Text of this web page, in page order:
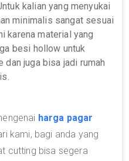
kalian yang menyukai
minimalis sangat sesuai
karena material yang
besi hollow untuk
dan juga bisa jadi rumah
harga pagar
kami, bagi anda yang
cutting bisa segera